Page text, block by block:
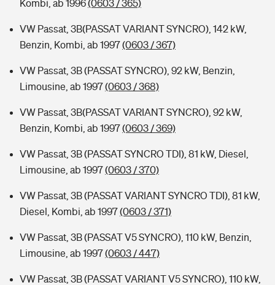
Kombi, ab 1996(0603 / 365)
VW Passat, 3B(PASSAT VARIANT SYNCRO), 142 kW,
Benzin, Kombi, ab 1997(0603 / 367)
VW Passat, 3B (PASSAT SYNCRO), 92 kW, Benzin,
Limousine, ab 1997(0603 / 368)
VW Passat, 3B(PASSAT VARIANT SYNCRO), 92 kW,
Benzin, Kombi, ab 1997(0603 / 369)
VW Passat, 3B (PASSAT SYNCRO TDI), 81 kW, Diesel,
Limousine, ab 1997(0603 / 370)
VW Passat, 3B (PASSAT VARIANT SYNCRO TDI), 81 kW,
Diesel, Kombi, ab 1997(0603 / 371)
VW Passat, 3B (PASSAT V5 SYNCRO), 110 kW, Benzin,
Limousine, ab 1997(0603 / 447)
VW Passat, 3B (PASSAT VARIANT V5 SYNCRO), 110 kW,